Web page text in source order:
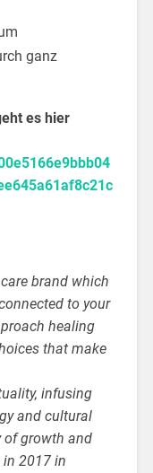
ganz
es hier
brand which
to your
healing
that make
infusing
and cultural
of growth and
in 2017 in